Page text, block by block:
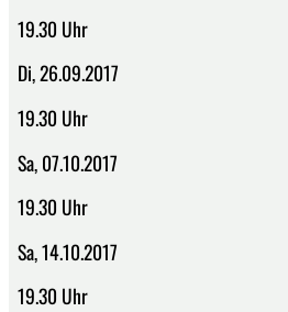
19.30 Uhr
Di, 26.09.2017
19.30 Uhr
Sa, 07.10.2017
19.30 Uhr
Sa, 14.10.2017
19.30 Uhr